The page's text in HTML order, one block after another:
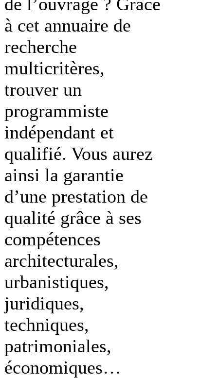
à cet annuaire de
recherche
multicritères,
trouver un
programmiste
indépendant et
qualifié. Vous aurez
ainsi la garantie
d’une prestation de
qualité grâce à ses
compétences
architecturales,
urbanistiques,
juridiques,
techniques,
patrimoniales,
économiques…